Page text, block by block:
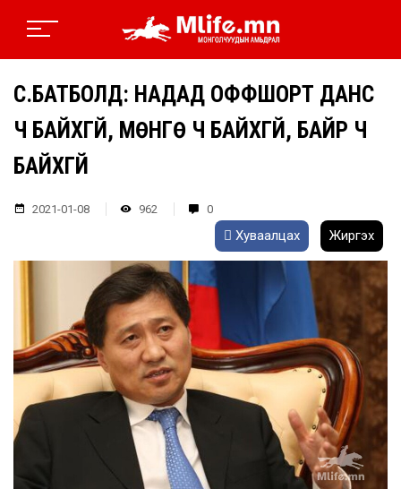
С.БАТБОЛД: НАДАД ОФФШОРТ ДАНС
Ч БАЙХГҮЙ, МӨНГӨ Ч БАЙХГҮЙ, БАЙР Ч
БАЙХГҮЙ
2021-01-08 962 0
Хуваалцах Жиргэх